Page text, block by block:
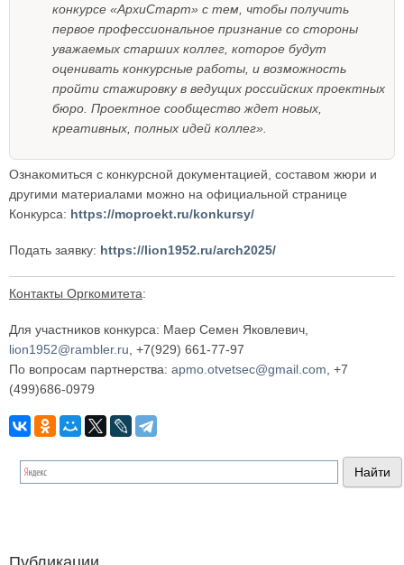
конкурсе «АрхиСтарт» с тем, чтобы получить
первое профессиональное признание со стороны
уважаемых старших коллег, которое будут
оценивать конкурсные работы, и возможность
пройти стажировку в ведущих российских проектных
бюро. Проектное сообщество ждет новых,
креативных, полных идей коллег».
Ознакомиться с конкурсной документацией, составом жюри и
другими материалами можно на официальной странице
Конкурса: https://moproekt.ru/konkursy/
Подать заявку: https://lion1952.ru/arch2025/
Контакты Оргкомитета:
Для участников конкурса: Маер Семен Яковлевич,
lion1952@rambler.ru , +7(929) 661-77-97
По вопросам партнерства: apmo.otvetsec@gmail.com , +7
(499)686-0979